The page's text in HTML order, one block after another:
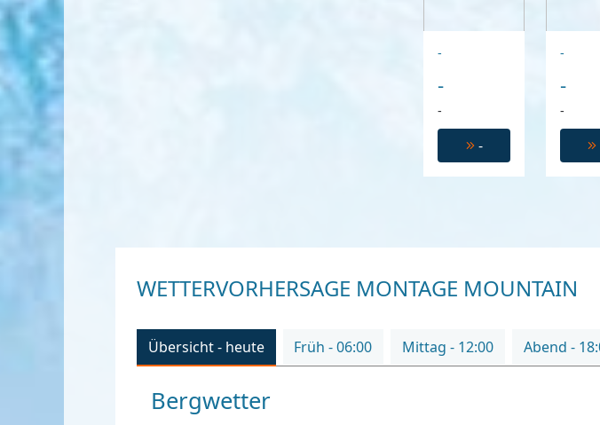
-
-
-
-
-
-
-
WETTERVORHERSAGE MONTAGE MOUNTAIN
Übersicht - heute Früh - 06:00 Mittag - 12:00 Abend -
Bergwetter